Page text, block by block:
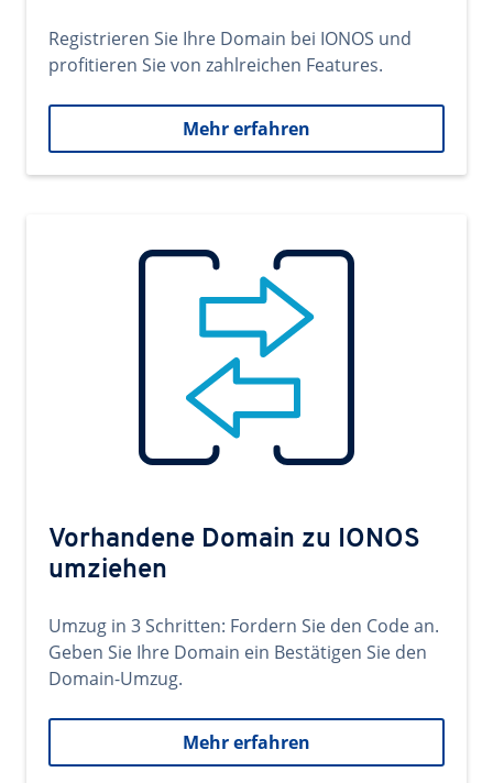
Registrieren Sie Ihre Domain bei IONOS und
profitieren Sie von zahlreichen Features.
Mehr erfahren
Vorhandene Domain zu IONOS
umziehen
Umzug in 3 Schritten: Fordern Sie den Code an.
Geben Sie Ihre Domain ein Bestätigen Sie den
Domain-Umzug.
Mehr erfahren